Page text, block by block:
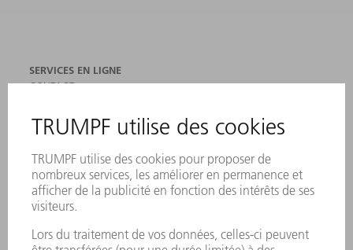
SERVICES EN LIGNE
CONTACT
MANIFESTATIONS ET DATES À RETENIR
INSCRIPTION À LA NEWSLETTER
PRODUITS
MACHINES & SYSTÈMES
LASER
ELECTRONIQUE DE PUISSANCE
OUTILS ÉLECTRIQUES
SMART FACTORY